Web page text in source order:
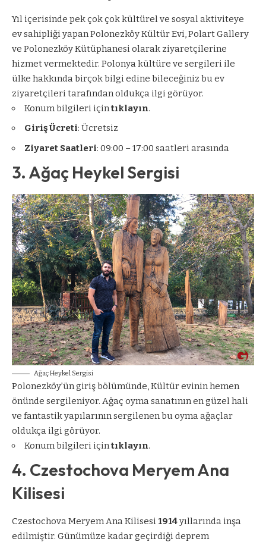
Yıl içerisinde pek çok çok kültürel ve sosyal aktiviteye
ev sahipliği yapan Polonezköy Kültür Evi, Polart Gallery
ve Polonezköy Kütüphanesi olarak ziyaretçilerine
hizmet vermektedir. Polonya kültüre ve sergileri ile
ülke hakkında birçok bilgi edine bileceğiniz bu ev
ziyaretçileri tarafından oldukça ilgi görüyor.
Konum bilgileri içintıklayın.
Giriş Ücreti: Ücretsiz
Ziyaret Saatleri: 09:00 – 17:00 saatleri arasında
3. Ağaç Heykel Sergisi
Ağaç Heykel Sergisi
Polonezköy’ün giriş bölümünde, Kültür evinin hemen
önünde sergileniyor. Ağaç oyma sanatının en güzel hali
ve fantastik yapılarının sergilenen bu oyma ağaçlar
oldukça ilgi görüyor.
Konum bilgileri içintıklayın.
4. Czestochova Meryem Ana
Kilisesi
Czestochova Meryem Ana Kilisesi1914yıllarında inşa
edilmiştir. Günümüze kadar geçirdiği deprem